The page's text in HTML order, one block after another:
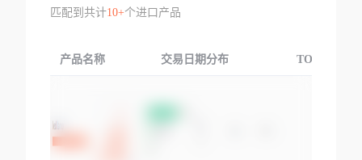
匹配到共计10+个进口产品
产品名称 交易日期分布 TOP3交易国